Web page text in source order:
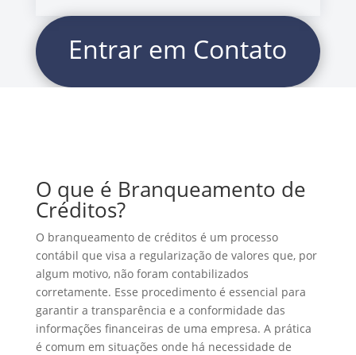
Entrar em Contato
O que é Branqueamento de
Créditos?
O branqueamento de créditos é um processo
contábil que visa a regularização de valores que, por
algum motivo, não foram contabilizados
corretamente. Esse procedimento é essencial para
garantir a transparência e a conformidade das
informações financeiras de uma empresa. A prática
é comum em situações onde há necessidade de